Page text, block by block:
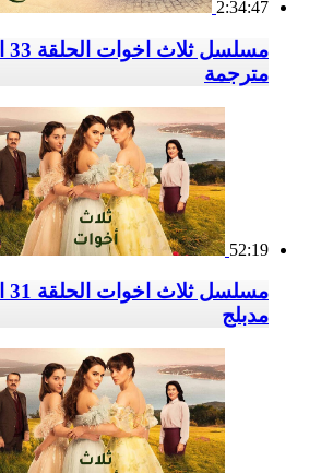
2:34:47
مترجمة
52:19
مدبلج